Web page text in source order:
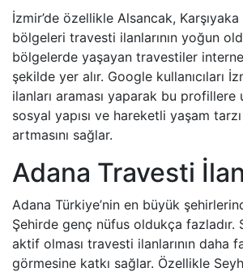
İzmir’de özellikle Alsancak,
bölgeleri travesti ilanlarının yoğun
bölgelerde yaşayan travestiler
şekilde yer alır. Google kullanıcıları
ilanları araması yaparak bu profillere
sosyal yapısı ve hareketli yaşam
artmasını sağlar.
Adana Travesti
Adana Türkiye’nin en büyük
Şehirde genç nüfus oldukça fazladır.
aktif olması travesti ilanlarının daha
görmesine katkı sağlar. Özellikle